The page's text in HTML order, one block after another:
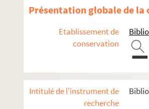
Présentation globale de la
Etablissement de
conservation
Intitulé de l'instrument de
recherche
La Mare au diable
Odéon-théâtre national
Petit théâtre de la Galerie 55
Polka des mandibules
Salle des fêtes, 44 rue de